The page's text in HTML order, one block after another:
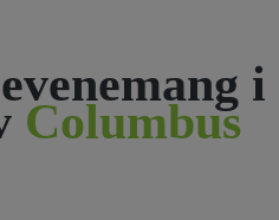
i
Columbus